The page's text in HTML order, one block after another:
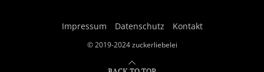
Impressum Datenschutz Kontakt
© 2019-2024 zuckerliebelei